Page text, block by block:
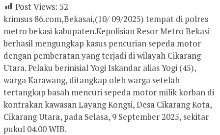
Post Views: 52
krimsus 86.com,Bekasai,(10/ 09/2025) tempat di polres
metro bekasi kabupaten.Kepolisian Resor Metro Bekasi
berhasil mengungkap kasus pencurian sepeda motor
dengan pemberatan yang terjadi di wilayah Cikarang
Utara. Pelaku berinisial Yogi Iskandar alias Yogi (45),
warga Karawang, ditangkap oleh warga setelah
tertangkap basah mencuri sepeda motor milik korban di
kontrakan kawasan Layang Kongsi, Desa Cikarang Kota,
Cikarang Utara, pada Selasa, 9 September 2025, sekitar
pukul 04.00 WIB.